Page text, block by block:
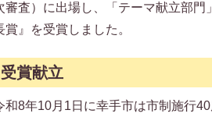
審査）に出場し、「テーマ献立部
賞』を受賞しました。
受賞献立
和8年10月1日に幸手市は市制施行